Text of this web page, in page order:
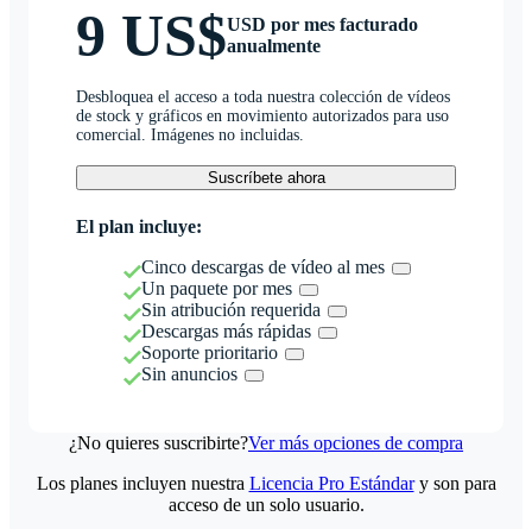
9 US$USD por mes facturado
anualmente
Desbloquea el acceso a toda nuestra colección de vídeos
de stock y gráficos en movimiento autorizados para uso
comercial. Imágenes no incluidas.
Suscríbete ahora
El plan incluye:
Cinco descargas de vídeo al mes
Un paquete por mes
Sin atribución requerida
Descargas más rápidas
Soporte prioritario
Sin anuncios
¿No quieres suscribirte?Ver más opciones de compra
Los planes incluyen nuestra Licencia Pro Estándary son para
acceso de un solo usuario.